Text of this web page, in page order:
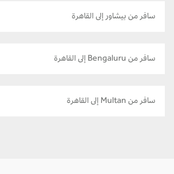
سافر من بيشاور إلى القاهرة
سافر من Bengaluru إلى القاهرة
سافر من Multan إلى القاهرة